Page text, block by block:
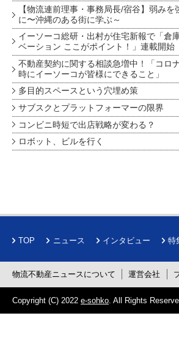
【物流連前理事・事務局長/宿谷】弱みを
に〜沖縄のある街に学ぶ～
イーソーコ総研・出村が住宅新報で「倉
ベーション ここがポイント！」連載開始
不動産契約に関する相談急増中！「コロ
時にイーソーコが皆様にできること」
多目的スペースという穴埋め策
サブスクとプラットフォーマーの限界
コンビニ時短で出店戦略が変わる？
ロボット、ビルを行く
TOP ニュース インタビュー 特
物流不動産ニュースについて 運営会社
Copyright (C) 2022 e-sohko. All Rights